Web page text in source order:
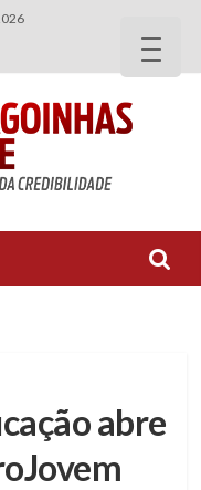
abre